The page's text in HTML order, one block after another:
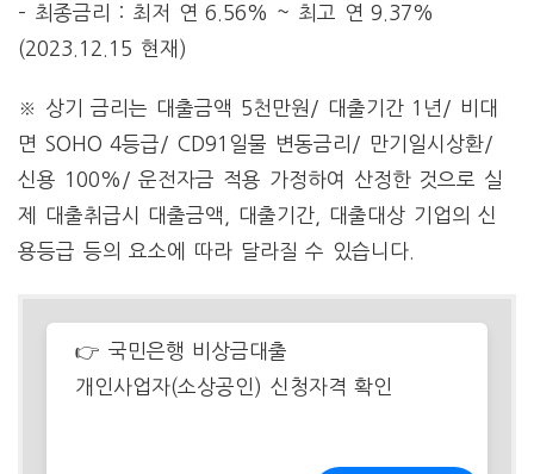
– 최종금리 : 최저 연 6.56% ~ 최고 연 9.37%
(2023.12.15 현재)
※ 상기 금리는 대출금액 5천만원/ 대출기간 1년/ 비대
면 SOHO 4등급/ CD91일물 변동금리/ 만기일시상환/
신용 100%/ 운전자금 적용 가정하여 산정한 것으로 실
제 대출취급시 대출금액, 대출기간, 대출대상 기업의 신
용등급 등의 요소에 따라 달라질 수 있습니다.
👉 국민은행 비상금대출
개인사업자(소상공인) 신청자격 확인